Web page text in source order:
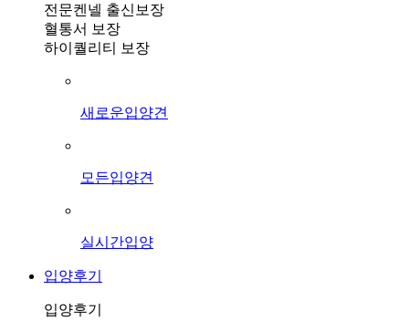
전문켄넬 출신보장
혈통서 보장
하이퀄리티 보장
새로운입양견
모든입양견
실시간입양
입양후기
입양후기